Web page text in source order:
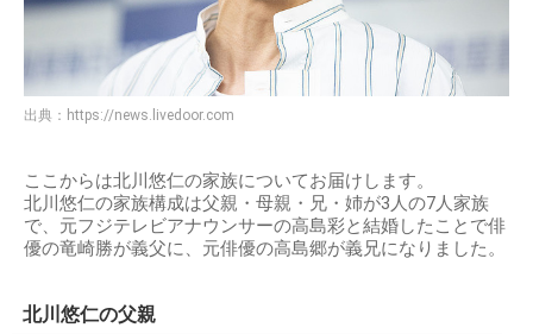
出典： https://news.livedoor.com
ここからは北川悠仁の家族についてお届けします。
北川悠仁の家族構成は父親・母親・兄・姉が3人の7人家族
で、元フジテレビアナウンサーの高島彩と結婚したことで俳
優の竜崎勝が義父に、元俳優の高島郷が義兄になりました。
北川悠仁の父親